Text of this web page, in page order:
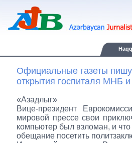
Официальные газеты
открытия госпиталя МНБ
«Азадлыг»
Вице-президент
мировой прессе свои
компьютер был взломан, и
обещание посетить